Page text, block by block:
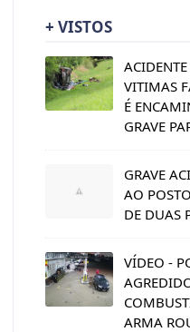
+ VISTOS
VITIMAS
É
GRAVE
GRAVE
AO
DE DUAS
VÍDEO -
ARMA